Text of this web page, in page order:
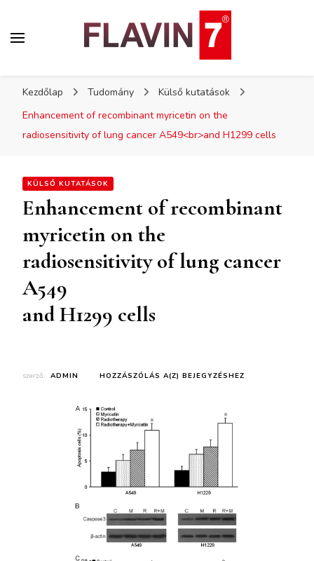
Kezdőlap Tudomány
Külső kutatások
Enhancement of recombinant myricetin on the
radiosensitivity of lung cancer A549<br>and H1299 cells
KÜLSŐ KUTATÁSOK
Enhancement of recombinant
myricetin on the
radiosensitivity of lung cancer
A549
and H1299 cells
szerző: ADMIN HOZZÁSZÓLÁS A(Z) BEJEGYZÉSHEZ